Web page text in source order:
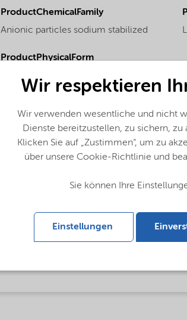
ProductChemicalFamily
Anionic particles sodium stabilized
ProductPhysicalForm
Wir respektieren
Wir verwenden wesentliche und nicht
Dienste bereitzustellen, zu sichern, zu
Klicken Sie auf „Zustimmen“, um zu
über unsere Cookie-Richtlinie und
Sie können Ihre
Einstellungen